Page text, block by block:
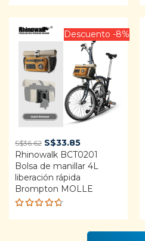
Rated
3.75
out of
5 Descuento -8%
S$36.62 Original
price
was:
S$36.62.
S$33.85Current
price
is:
Rhinowalk BCT0201
Bolsa de manillar 4L
liberación rápida
Brompton MOLLE
Rated